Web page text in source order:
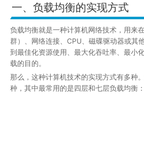
一、负载均衡的实现方式
负载均衡就是一种计算机网络技术，用来
群）、网络连接、CPU、磁碟驱动器或其
到最佳化资源使用、最大化吞吐率、最小
载的目的。
那么，这种计算机技术的实现方式有多种
种，其中最常用的是四层和七层负载均衡：